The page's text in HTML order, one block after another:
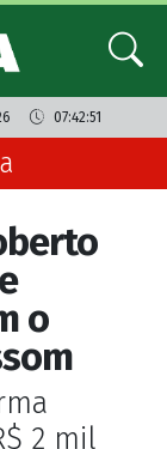
07:42:51
o
2 mil